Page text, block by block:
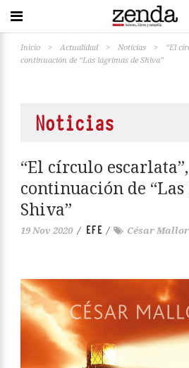
Inicio > Actualidad > Noticias >
“El
continuación de “Las lágrimas de Shiva”
Noticias
“El círculo
continuación de
Shiva”
19 Nov 2020 / EFE / César